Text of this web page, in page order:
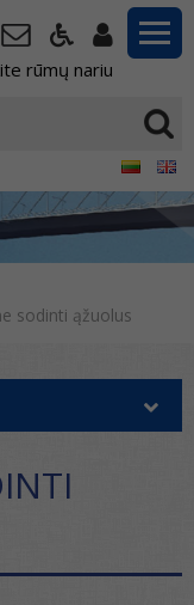
rūmų nariu
sodinti ąžuolus